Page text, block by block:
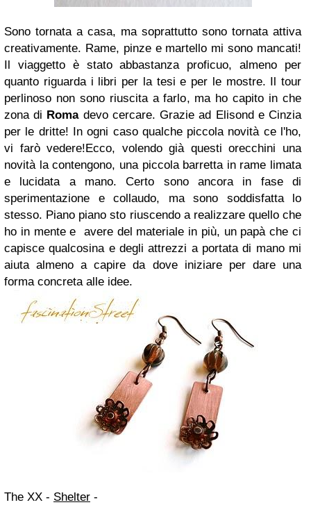
Sono tornata a casa, ma soprattutto sono tornata attiva
creativamente. Rame, pinze e martello mi sono mancati!
Il viaggetto è stato abbastanza proficuo, almeno per
quanto riguarda i libri per la tesi e per le mostre. Il tour
perlinoso non sono riuscita a farlo, ma ho capito in che
zona di Romadevo cercare. Grazie ad Elisond e Cinzia
per le dritte! In ogni caso qualche piccola novità ce l'ho,
vi farò vedere!Ecco, volendo già questi orecchini una
novità la contengono, una piccola barretta in rame limata
e lucidata a mano. Certo sono ancora in fase di
sperimentazione e collaudo, ma sono soddisfatta lo
stesso. Piano piano sto riuscendo a realizzare quello che
ho in mente e avere del materiale in più, un papà che ci
capisce qualcosina e degli attrezzi a portata di mano mi
aiuta almeno a capire da dove iniziare per dare una
forma concreta alle idee.
The XX - Shelter -